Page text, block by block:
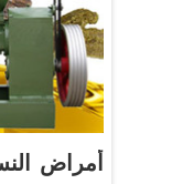
أمراض